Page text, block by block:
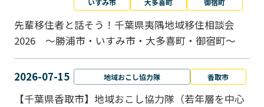
いすみ市
大多喜町 御宿町
先輩移住者と話そう！千葉県夷隅地域移住相談会
2026 ～勝浦市・いすみ市・大多喜町・御宿町～
2026-07-15 地域おこし協力隊 香取市
【千葉県香取市】地域おこし協力隊（若年層を中心